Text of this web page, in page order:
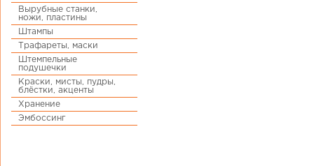
Вырубные станки,
ножи, пластины
Штампы
Трафареты, маски
Штемпельные
подушечки
Краски, мисты, пудры,
блёстки, акценты
Хранение
Эмбоссинг